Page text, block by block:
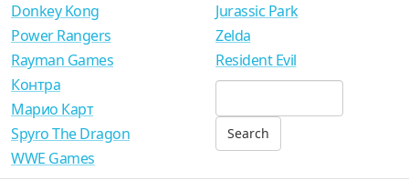
Donkey Kong
Power Rangers
Rayman Games
Jurassic Park
Zelda
Resident Evil
Контра
Марио Карт
Spyro The Dragon
WWE Games